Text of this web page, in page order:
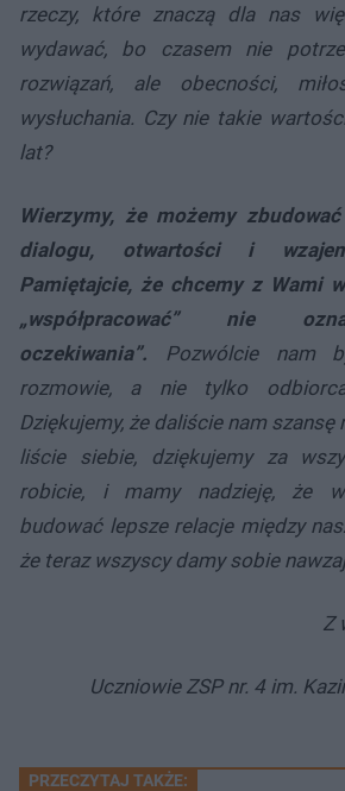
rzeczy, które znaczą dla nas
wydawać, bo czasem nie
rozwiązań, ale obecności,
wysłuchania. Czy nie takie
lat?
Wierzymy, że możemy
dialogu, otwartości i
Pamiętajcie, że chcemy z Wami
„współpracować” nie
oczekiwania”. Pozwólcie nam
rozmowie, a nie tylko
Dziękujemy, że daliście nam szansę
liście siebie, dziękujemy za
robicie, i mamy nadzieję, że
budować lepsze relacje między
że teraz wszyscy damy sobie
Z
Uczniowie ZSP nr. 4 im.
PRZECZYTAJ TAKŻE: